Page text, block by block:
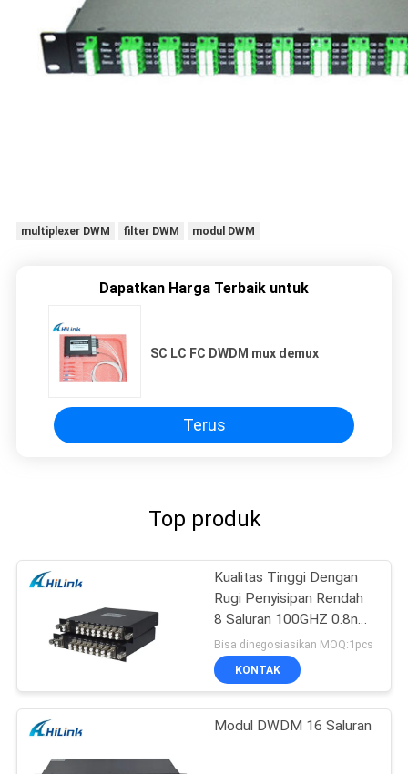
multiplexer DWM filter DWM modul DWM
Dapatkan Harga Terbaik untuk
SC LC FC DWDM mux demux
Terus
Top produk
Kualitas Tinggi Dengan
Rugi Penyisipan Rendah
8 Saluran 100GHZ 0.8nm
DWDM Mux Demux
Bisa dinegosiasikan MOQ:1pcs
KONTAK
Modul DWDM 16 Saluran